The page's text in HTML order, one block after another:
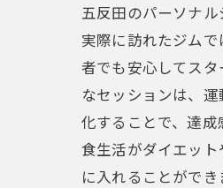
五反田のパーソナ
実際に訪れたジム
者でも安心してス
なセッションは、
化することで、達
食生活がダイエッ
に入れることができ